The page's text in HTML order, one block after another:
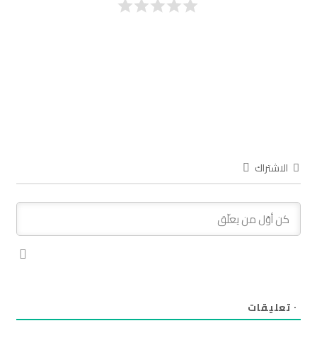
الاشتراك
٠ تعليقات